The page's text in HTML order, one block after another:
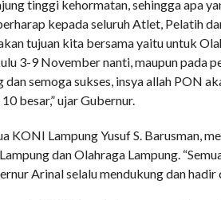
tinggi kehormatan, sehingga apa
kepada seluruh Atlet, Pelatih
tujuan kita bersama yaitu untuk
3-9 November nanti, maupun pada
semoga sukses, insya allah PON
besar,” ujar Gubernur.
KONI Lampung Yusuf S. Barusman,
dan Olahraga Lampung.
Arinal selalu mendukung dan hadir